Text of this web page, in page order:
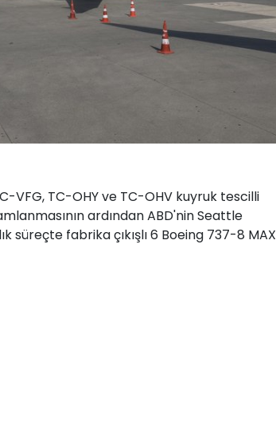
VFG, TC-OHY ve TC-OHV kuyruk tescilli
ardından ABD'nin Seattle
süreçte fabrika çıkışlı 6 Boeing 737-8 MAX